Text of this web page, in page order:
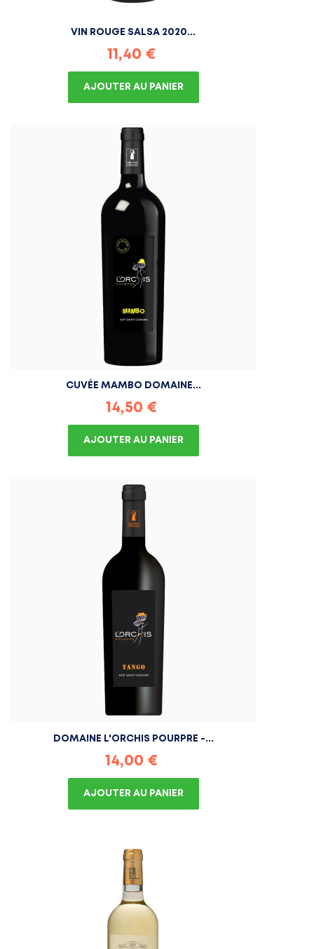
VIN ROUGE SALSA 2020...
Prix
11,40 €
AJOUTER AU PANIER
CUVÉE MAMBO DOMAINE...
Prix
14,50 €
AJOUTER AU PANIER
DOMAINE L'ORCHIS POURPRE -...
Prix
14,00 €
AJOUTER AU PANIER